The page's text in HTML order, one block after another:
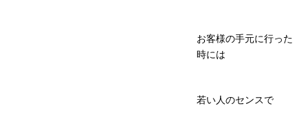
お客様の手元に行った
時には
若い人のセンスで